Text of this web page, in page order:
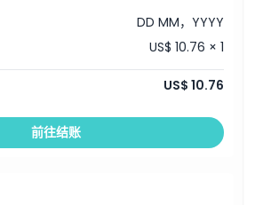
DD MM，YYYY
US$ 10.76 × 1
US$ 10.76
前往结账